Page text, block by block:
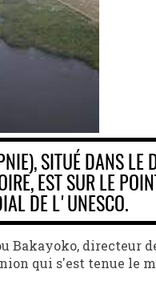
SITUÉ DANS LE
EST SUR LE
DE L'UNESCO.
directeur
qui s'est tenue le